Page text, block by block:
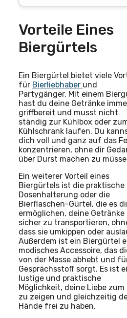
Vorteile Eines
Biergürtels
Ein Biergürtel bietet viele
für Bierliebhaber und
Partygänger. Mit einem
hast du deine Getränke
griffbereit und musst nicht
ständig zur Kühlbox oder
Kühlschrank laufen. Du
dich voll und ganz auf das
konzentrieren, ohne dir
über Durst machen zu
Ein weiterer Vorteil eines
Biergürtels ist die praktische
Dosenhalterung oder die
Bierflaschen-Gürtel, die es
ermöglichen, deine Getränke
sicher zu transportieren,
dass sie umkippen oder
Außerdem ist ein Biergürtel
modisches Accessoire, das
von der Masse abhebt und
Gesprächsstoff sorgt. Es ist
lustige und praktische
Möglichkeit, deine Liebe zum
zu zeigen und gleichzeitig
Hände frei zu haben.